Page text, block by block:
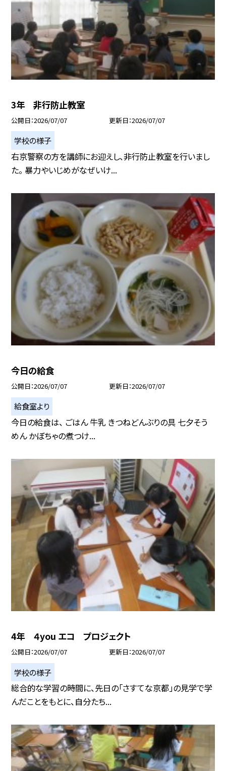
3年 非行防止教室
公開日 2026/07/07 更新日 2026/07/07
学校の様子
右京警察の方を講師にお迎えし、非行防止教室を行いまし
た。 暴力やいじめがなぜいけ...
今日の給食
公開日 2026/07/07 更新日 2026/07/07
給食室より
今日の給食は、 ごはん 牛乳 きつねどんぶりの具 七夕そう
めん かぼちゃの煮つけ...
4年 ４you エコ プロジェクト
公開日 2026/07/07 更新日 2026/07/07
学校の様子
総合的な学習の時間に、先日の「さすてな京都」の見学で学
んだことをもとに、自分たち...